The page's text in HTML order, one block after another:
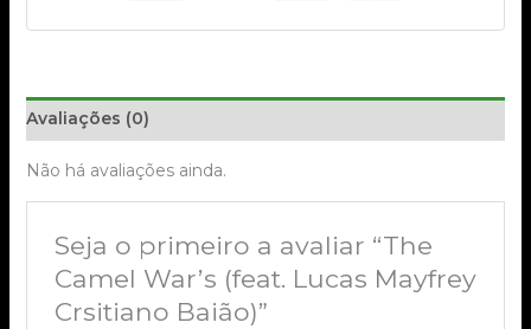
Avaliações (0)
Não há avaliações ainda.
Seja o primeiro a avaliar “The
Camel War’s (feat. Lucas Mayfrey
Crsitiano Baião)”